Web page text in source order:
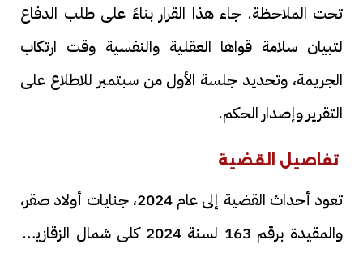
تحت الملاحظة. جاء هذا القرار بناءً على طلب الدفاع
لتبيان سلامة قواها العقلية والنفسية وقت ارتكاب
الجريمة، وتحديد جلسة الأول من سبتمبر للاطلاع على
التقرير وإصدار الحكم.
تفاصيل القضية
تعود أحداث القضية إلى عام 2024، جنايات أولاد صقر،
والمقيدة برقم 163 لسنة 2024 كلى شمال الزقازيق،